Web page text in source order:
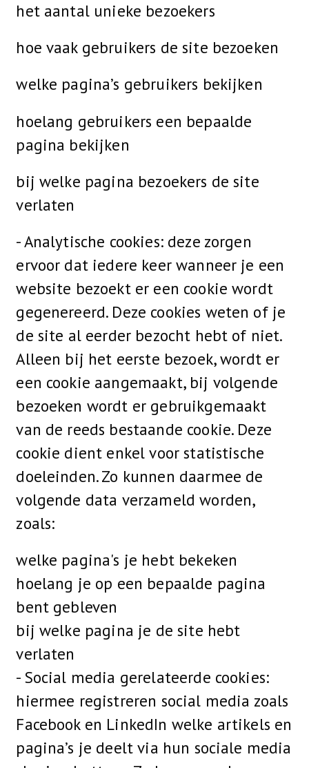
het aantal unieke bezoekers
hoe vaak gebruikers de site bezoeken
welke pagina’s gebruikers bekijken
hoelang gebruikers een bepaalde
pagina bekijken
bij welke pagina bezoekers de site
verlaten
- Analytische cookies: deze zorgen
ervoor dat iedere keer wanneer je een
website bezoekt er een cookie wordt
gegenereerd. Deze cookies weten of je
de site al eerder bezocht hebt of niet.
Alleen bij het eerste bezoek, wordt er
een cookie aangemaakt, bij volgende
bezoeken wordt er gebruikgemaakt
van de reeds bestaande cookie. Deze
cookie dient enkel voor statistische
doeleinden. Zo kunnen daarmee de
volgende data verzameld worden,
zoals:
welke pagina's je hebt bekeken
hoelang je op een bepaalde pagina
bent gebleven
bij welke pagina je de site hebt
verlaten
- Social media gerelateerde cookies:
hiermee registreren social media zoals
Facebook en LinkedIn welke artikels en
pagina’s je deelt via hun sociale media